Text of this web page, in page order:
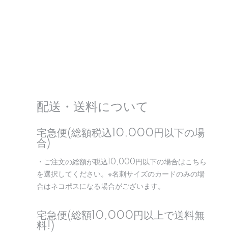
配送・送料について
宅急便(総額税込10,000円以下の場
合)
・ご注文の総額が税込10,000円以下の場合はこちら
を選択してください。※名刺サイズのカードのみの場
合はネコポスになる場合がございます。
宅急便(総額10,000円以上で送料無
料!)